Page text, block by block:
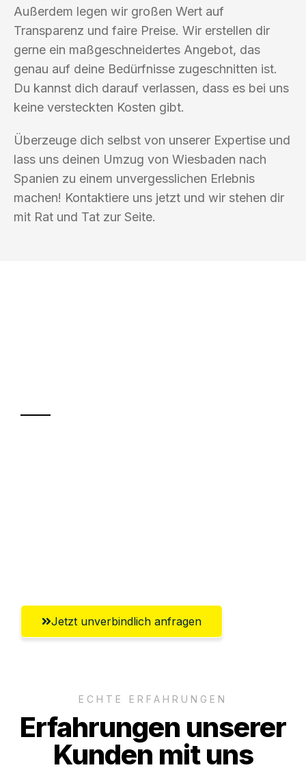
Außerdem legen wir großen Wert auf
Transparenz und faire Preise. Wir erstellen dir
gerne ein maßgeschneidertes Angebot, das
genau auf deine Bedürfnisse zugeschnitten ist.
Du kannst dich darauf verlassen, dass es bei uns
keine versteckten Kosten gibt.
Überzeuge dich selbst von unserer Expertise und
lass uns deinen Umzug von Wiesbaden nach
Spanien zu einem unvergesslichen Erlebnis
machen! Kontaktiere uns jetzt und wir stehen dir
mit Rat und Tat zur Seite.
Jetzt unverbindlich anfragen
ECHTE ERFAHRUNGEN
Erfahrungen unserer
Kunden mit uns